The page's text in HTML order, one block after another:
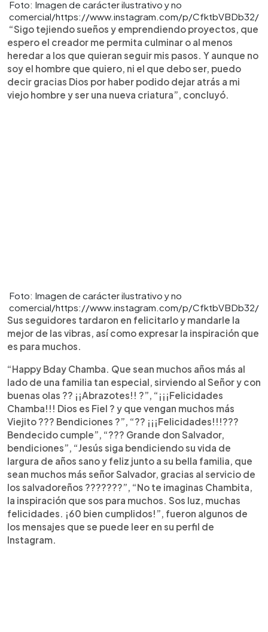
Foto: Imagen de carácter ilustrativo y no
comercial/https://www.instagram.com/p/CfktbVBDb32/
“Sigo tejiendo sueños y emprendiendo proyectos, que
espero el creador me permita culminar o al menos
heredar a los que quieran seguir mis pasos. Y aunque no
soy el hombre que quiero, ni el que debo ser, puedo
decir gracias Dios por haber podido dejar atrás a mi
viejo hombre y ser una nueva criatura”, concluyó.
Foto: Imagen de carácter ilustrativo y no
comercial/https://www.instagram.com/p/CfktbVBDb32/
Sus seguidores tardaron en felicitarlo y mandarle la
mejor de las vibras, así como expresar la inspiración que
es para muchos.
“Happy Bday Chamba. Que sean muchos años más al
lado de una familia tan especial, sirviendo al Señor y con
buenas olas ?? ¡¡Abrazotes!! ?”, “¡¡¡Felicidades
Chamba!!! Dios es Fiel ? y que vengan muchos más
Viejito ??? Bendiciones ?”, “?? ¡¡¡Felicidades!!!???
Bendecido cumple”, “??? Grande don Salvador,
bendiciones”, “Jesús siga bendiciendo su vida de
largura de años sano y feliz junto a su bella familia, que
sean muchos más señor Salvador, gracias al servicio de
los salvadoreños ???????”, “No te imaginas Chambita,
la inspiración que sos para muchos. Sos luz, muchas
felicidades. ¡60 bien cumplidos!”, fueron algunos de
los mensajes que se puede leer en su perfil de
Instagram.